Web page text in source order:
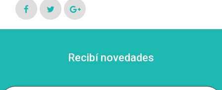
Recibí novedades